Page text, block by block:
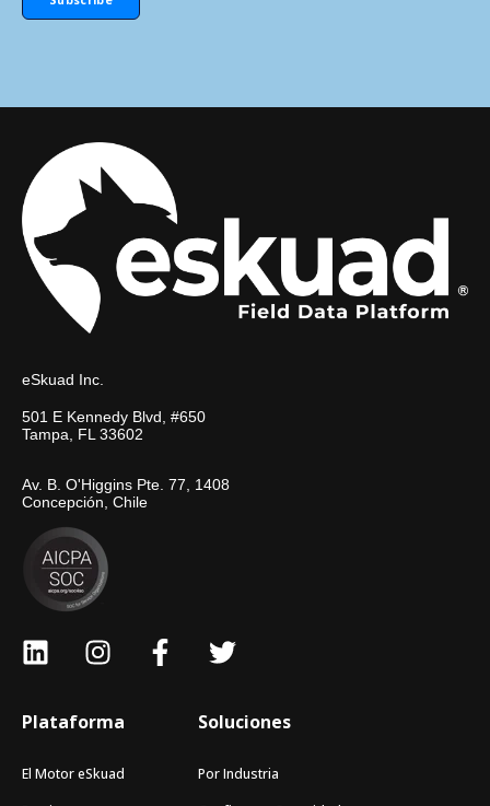
eSkuad Inc.
501 E Kennedy Blvd, #650
Tampa, FL 33602
Av. B. O'Higgins Pte. 77, 1408
Concepción, Chile
Plataforma
El Motor eSkuad
Soluciones
Por Industria